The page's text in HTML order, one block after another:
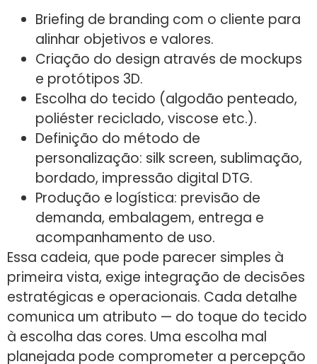
Briefing de branding com o cliente para
alinhar objetivos e valores.
Criação do design através de mockups
e protótipos 3D.
Escolha do tecido (algodão penteado,
poliéster reciclado, viscose etc.).
Definição do método de
personalização: silk screen, sublimação,
bordado, impressão digital DTG.
Produção e logística: previsão de
demanda, embalagem, entrega e
acompanhamento de uso.
Essa cadeia, que pode parecer simples à
primeira vista, exige integração de decisões
estratégicas e operacionais. Cada detalhe
comunica um atributo — do toque do tecido
à escolha das cores. Uma escolha mal
planejada pode comprometer a percepção